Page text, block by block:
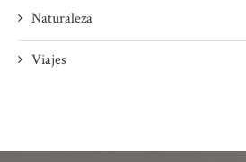
Naturaleza
Viajes